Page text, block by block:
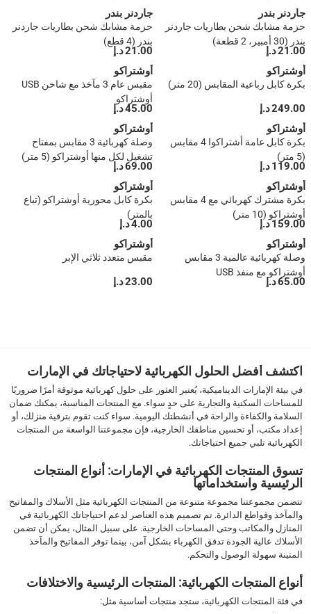
جاردنر بندر
حزمة مشابك شحن بطاريات جاردنر
بندر (30 أمبير، 2 قطعة)
21.00 د.إ
جاردنر بندر
حزمة مشابك شحن بطاريات جاردنر
بندر (4 قطع)
21.00 د.إ
أوشتراكو
بكرة كابل رباعية المقابس (20 متر)
249.00 د.إ
أوشتراكو
مقبس عام 3 مآخذ مع شاحن USB
أوشتراكو
45.00 د.إ
أوشتراكو
بكرة كابل عامة أشتراكوا 4 مقابس
(5 متر)
119.00 د.إ
أوشتراكو
وصلة كهربائية 3 مقابس بمفتاح
تشغيل لكل منها أوشتراكو (5 متر)
69.00 د.إ
أوشتراكو
بكرة مشترك كهربائي مع 4 مقابس
أوشتراكو (10 متر)
159.00 د.إ
أوشتراكو
بكرة كابل محورية أوشتراكو (تباع
بالمتر)
4.00 د.إ
أوشتراكو
وصلة كهربائية عالمية 3 مقابس
أوشتراكو مع منفذ USB
65.00 د.إ
أوشتراكو
مقبس متعدد ثلاثي الإبر
23.00 د.إ
6
7
›
››
اكتشف أفضل الحلول الكهربائية لاحتياجاتك في الإمارات
في بيئة الإمارات الديناميكية، يُعتبر العثور على حلول كهربائية موثوقة أمرًا ضروريًا
للمساحات السكنية والتجارية على حدٍ سواء. مع المنتجات المناسبة، يمكنك ضمان
السلامة والكفاءة والراحة في أنشطتك اليومية. سواء كنت تقوم بترقية منزلك، أو
إعداد مكتب، أو تحسين مناطقك الخارجية، فإن مجموعتنا الواسعة من المنتجات
الكهربائية تلبي جميع احتياجاتك.
تسوق المنتجات الكهربائية في الإمارات: أنواع المنتجات
الرئيسية واستخداماتها
تتضمن مجموعتنا مجموعة متنوعة من المنتجات الكهربائية مثل الأسلاك والمفاتيح
والمآخذ وقواطع الدائرة. تم تصميم هذه العناصر لدعم احتياجاتك الكهربائية في
المنازل والمكاتب وحتى المساحات الخارجية. على سبيل المثال، يمكن أن تضمن
الأسلاك عالية الجودة تدفق الكهرباء بشكل آمن، بينما توفر المفاتيح والمآخذ
المتينة سهولة الوصول والتحكم.
أنواع المنتجات الكهربائية: المنتجات الرئيسية والاختلافات
في فئة المنتجات الكهربائية، ستجد منتجات أساسية مثل: